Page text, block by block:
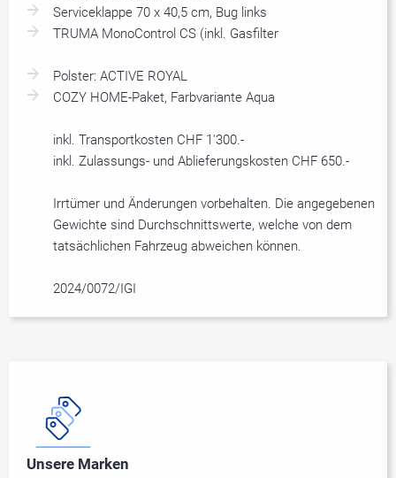
Serviceklappe 70 x 40,5 cm, Bug links
TRUMA MonoControl CS (inkl. Gasfilter
Polster: ACTIVE ROYAL
COZY HOME-Paket, Farbvariante Aqua
inkl. Transportkosten CHF 1'300.-
inkl. Zulassungs- und Ablieferungskosten CHF 650.-
Irrtümer und Änderungen vorbehalten. Die angegebenen
Gewichte sind Durchschnittswerte, welche von dem
tatsächlichen Fahrzeug abweichen können.
2024/0072/IGI
Unsere Marken